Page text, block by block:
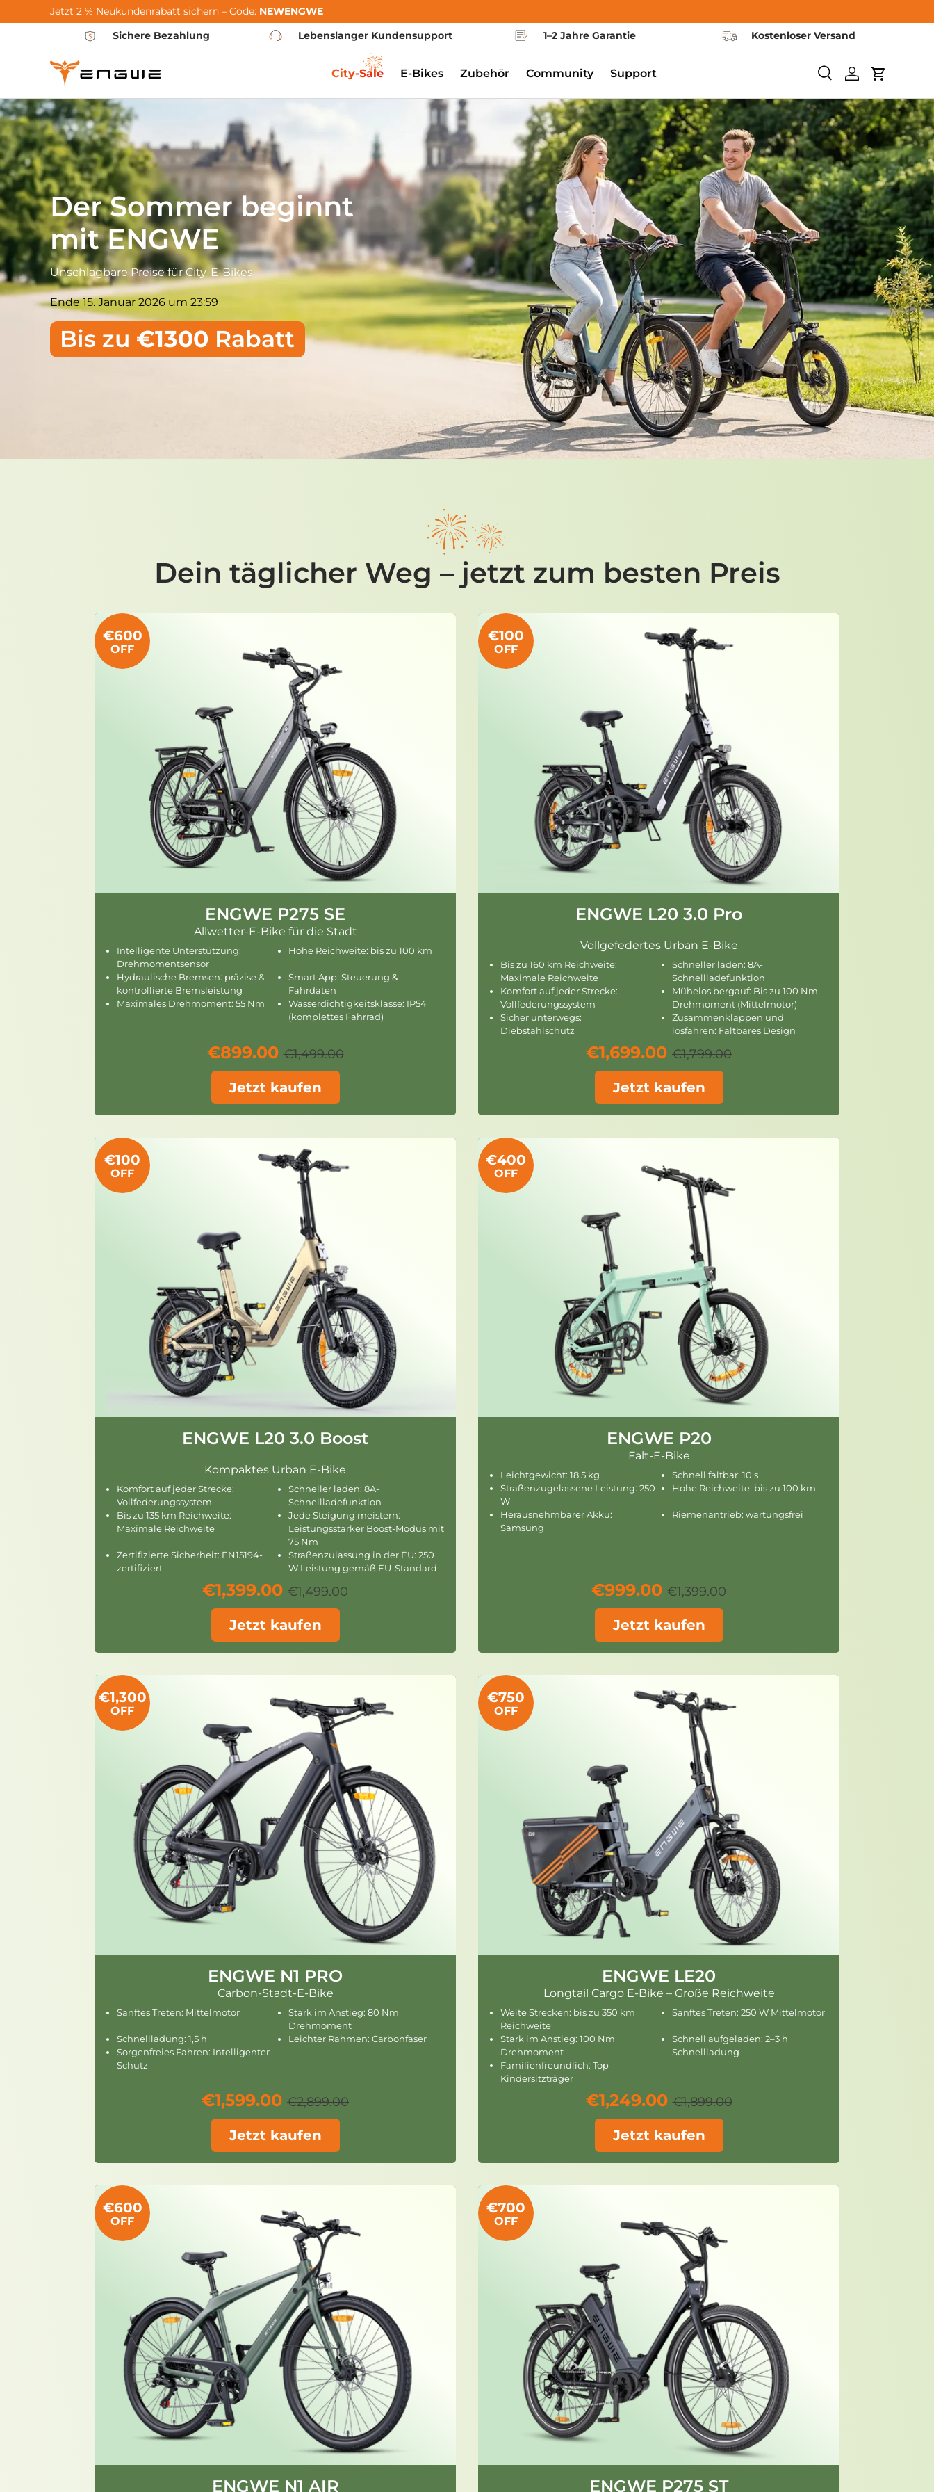
Zum Inhalt springen
Jetzt 2 % Neukundenrabatt sichern – Code: NEWENGWE
Sichere Bezahlung
Lebenslanger Kundensupport 1–2 Jahre Garantie Kostenloser Versand
SuchenEinloggen
City-Sale E-Bikes Zubehör Community Support
Der Sommer beginnt
mit ENGWE
Unschlagbare Preise für City-E-Bikes
Ende 15. Januar 2026 um 23:59
Bis zu €1300 Rabatt
Dein täglicher Weg – jetzt zum besten Preis
€600
OFF
ENGWE P275 SE
Allwetter-E-Bike für die Stadt
Intelligente Unterstützung:
Drehmomentsensor
Hohe Reichweite: bis zu 100 km
Hydraulische Bremsen: präzise &
kontrollierte Bremsleistung
Smart App: Steuerung &
Fahrdaten
Maximales Drehmoment: 55 Nm
Wasserdichtigkeitsklasse: IP54
(komplettes Fahrrad)
€899.00€1,499.00
Jetzt kaufen
€100
OFF
ENGWE L20 3.0 Pro
Vollgefedertes Urban E-Bike
Bis zu 160 km Reichweite:
Maximale Reichweite
Schneller laden: 8A-
Schnellladefunktion
Komfort auf jeder Strecke:
Vollfederungssystem
Mühelos bergauf: Bis zu 100 Nm
Drehmoment (Mittelmotor)
Sicher unterwegs:
Diebstahlschutz
Zusammenklappen und
losfahren: Faltbares Design
€1,699.00 €1,799.00
Jetzt kaufen
€100
OFF
ENGWE L20 3.0 Boost
Kompaktes Urban E-Bike
Komfort auf jeder Strecke:
Vollfederungssystem
Schneller laden: 8A-
Schnellladefunktion
Bis zu 135 km Reichweite:
Maximale Reichweite
Jede Steigung meistern:
Leistungsstarker Boost-Modus mit
75 Nm
Zertifizierte Sicherheit: EN15194-
zertifiziert
Straßenzulassung in der EU: 250
W Leistung gemäß EU-Standard
€1,399.00 €1,499.00
Jetzt kaufen
€400
OFF
ENGWE P20
Falt-E-Bike
Leichtgewicht: 18,5 kg
Schnell faltbar: 10 s
Straßenzugelassene Leistung: 250
W
Hohe Reichweite: bis zu 100 km
Herausnehmbarer Akku:
Samsung
Riemenantrieb: wartungsfrei
€999.00 €1,399.00
Jetzt kaufen
€1,300
OFF
ENGWE N1 PRO
Carbon-Stadt-E-Bike
Sanftes Treten: Mittelmotor
Stark im Anstieg: 80 Nm
Drehmoment
Schnellladung: 1,5 h
Leichter Rahmen: Carbonfaser
Sorgenfreies Fahren: Intelligenter
Schutz
€1,599.00 €2,899.00
Jetzt kaufen
€750
OFF
ENGWE LE20
Longtail Cargo E-Bike – Große Reichweite
Weite Strecken: bis zu 350 km
Reichweite
Sanftes Treten: 250 W Mittelmotor
Stark im Anstieg: 100 Nm
Drehmoment
Schnell aufgeladen: 2–3 h
Schnellladung
Familienfreundlich: Top-
Kindersitzträger
€1,249.00€1,899.00
Jetzt kaufen
€600
OFF
ENGWE N1 AIR
€700
OFF
ENGWE P275 ST